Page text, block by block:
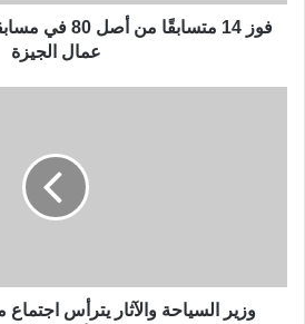
فوز 14 متسابقًا
عمال الجيزة
وزير السياحة والآثار يترأس